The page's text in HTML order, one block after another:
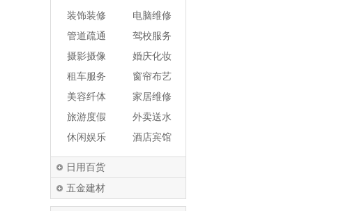
装饰装修
电脑维修
管道疏通
驾校服务
摄影摄像
婚庆化妆
租车服务
窗帘布艺
美容纤体
家居维修
旅游度假
外卖送水
休闲娱乐
酒店宾馆
日用百货
五金建材